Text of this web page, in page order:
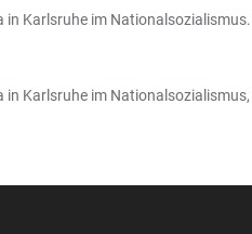
Karlsruhe im
in Karlsruhe im